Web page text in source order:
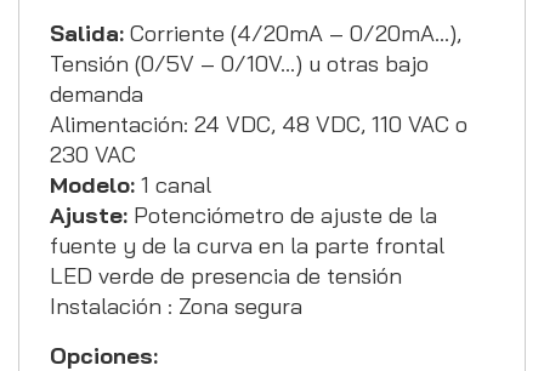
Salida: Corriente (4/20mA – 0/20mA…),
Tensión (0/5V – 0/10V…) u otras bajo
demanda
Alimentación: 24 VDC, 48 VDC, 110 VAC o
230 VAC
Modelo: 1 canal
Ajuste: Potenciómetro de ajuste de la
fuente y de la curva en la parte frontal
LED verde de presencia de tensión
Instalación : Zona segura
Opciones: